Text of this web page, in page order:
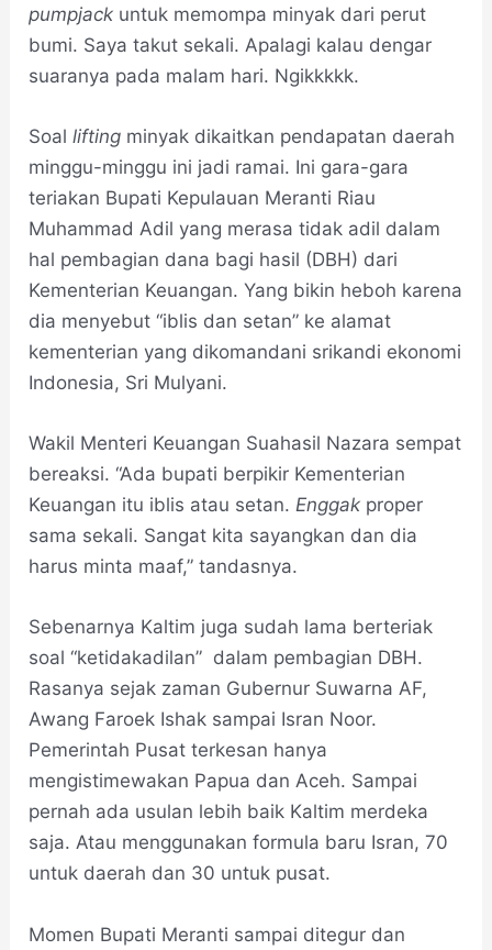
pumpjack untuk memompa minyak dari perut
bumi. Saya takut sekali. Apalagi kalau dengar
suaranya pada malam hari. Ngikkkkk.
Soallifting minyak dikaitkan pendapatan daerah
minggu-minggu ini jadi ramai. Ini gara-gara
teriakan Bupati Kepulauan Meranti Riau
Muhammad Adil yang merasa tidak adil dalam
hal pembagian dana bagi hasil (DBH) dari
Kementerian Keuangan. Yang bikin heboh karena
dia menyebut “iblis dan setan” ke alamat
kementerian yang dikomandani srikandi ekonomi
Indonesia, Sri Mulyani.
Wakil Menteri Keuangan Suahasil Nazara sempat
bereaksi. “Ada bupati berpikir Kementerian
Keuangan itu iblis atau setan.Enggak proper
sama sekali. Sangat kita sayangkan dan dia
harus minta maaf,” tandasnya.
Sebenarnya Kaltim juga sudah lama berteriak
soal “ketidakadilan” dalam pembagian DBH.
Rasanya sejak zaman Gubernur Suwarna AF,
Awang Faroek Ishak sampai Isran Noor.
Pemerintah Pusat terkesan hanya
mengistimewakan Papua dan Aceh. Sampai
pernah ada usulan lebih baik Kaltim merdeka
saja. Atau menggunakan formula baru Isran, 70
untuk daerah dan 30 untuk pusat.
Momen Bupati Meranti sampai ditegur dan